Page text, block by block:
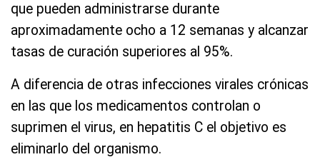
que pueden administrarse durante
aproximadamente ocho a 12 semanas y alcanzar
tasas de curación superiores al 95%.
A diferencia de otras infecciones virales crónicas
en las que los medicamentos controlan o
suprimen el virus, en hepatitis C el objetivo es
eliminarlo del organismo.